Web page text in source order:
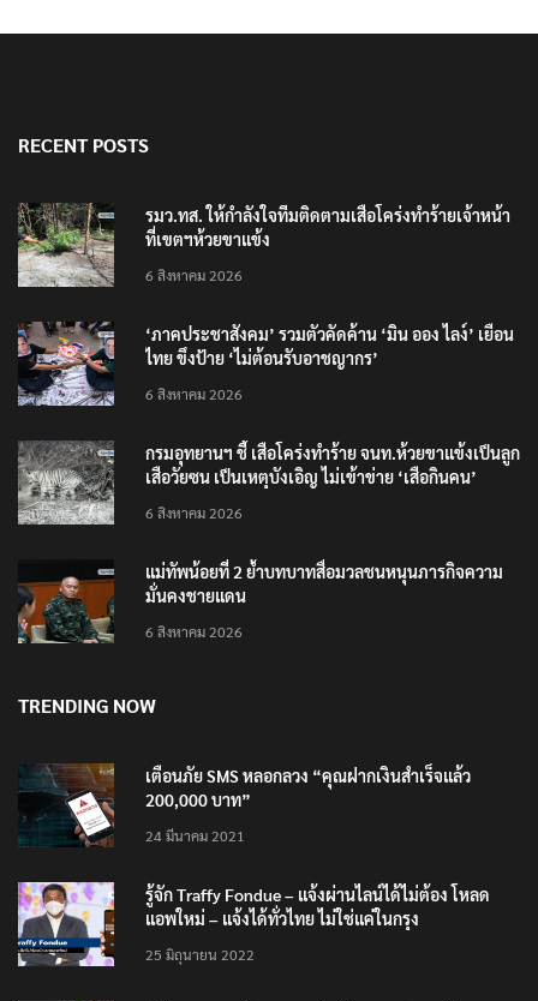
RECENT POSTS
รมว.ทส. ให้กำลังใจทีมติดตามเสือโคร่งทำร้ายเจ้าหน้า
ที่เขตฯห้วยขาแข้ง
6 สิงหาคม 2026
‘ภาคประชาสังคม’ รวมตัวคัดค้าน ‘มิน ออง ไลง์’ เยือน
ไทย ขึงป้าย ‘ไม่ต้อนรับอาชญากร’
6 สิงหาคม 2026
กรมอุทยานฯ ชี้ เสือโคร่งทำร้าย จนท.ห้วยขาแข้งเป็นลูก
เสือวัยซน เป็นเหตุบังเอิญ ไม่เข้าข่าย ‘เสือกินคน’
6 สิงหาคม 2026
แม่ทัพน้อยที่ 2 ย้ำบทบาทสื่อมวลชนหนุนภารกิจความ
มั่นคงชายแดน
6 สิงหาคม 2026
TRENDING NOW
เตือนภัย SMS หลอกลวง “คุณฝากเงินสำเร็จแล้ว
200,000 บาท”
24 มีนาคม 2021
รู้จัก Traffy Fondue – แจ้งผ่านไลน์ได้ไม่ต้อง โหลด
แอพใหม่ – แจ้งได้ทั่วไทย ไม่ใช่แค่ในกรุง
25 มิถุนายน 2022